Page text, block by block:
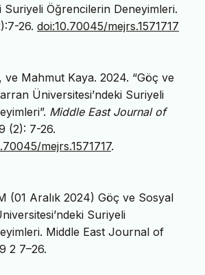
Suriyeli Öğrencilerin Deneyimleri.
26. doi:10.70045/mejrs.1571717
Mahmut Kaya. 2024. “Göç ve
Üniversitesi’ndeki Suriyeli
Middle East Journal of
(2): 7-26.
mejrs.1571717.
(01 Aralık 2024) Göç ve Sosyal
Suriyeli
Middle East Journal of
2 7–26.